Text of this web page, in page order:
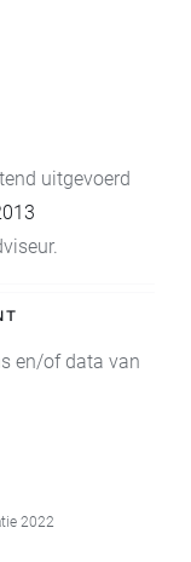
uitgevoerd
en/of data van
2022